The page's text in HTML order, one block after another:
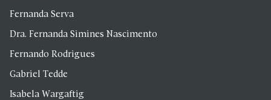
Fernanda Serva
Dra. Fernanda Simines Nascimento
Fernando Rodrigues
Gabriel Tedde
Isabela Wargaftig